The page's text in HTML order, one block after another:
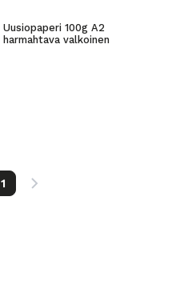
Uusiopaperi 100g A2
harmahtava valkoinen
1